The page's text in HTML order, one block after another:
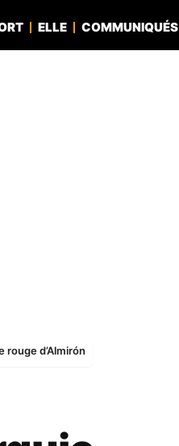
ELLE COMMUNIQUÉS
rouge d’Almirón